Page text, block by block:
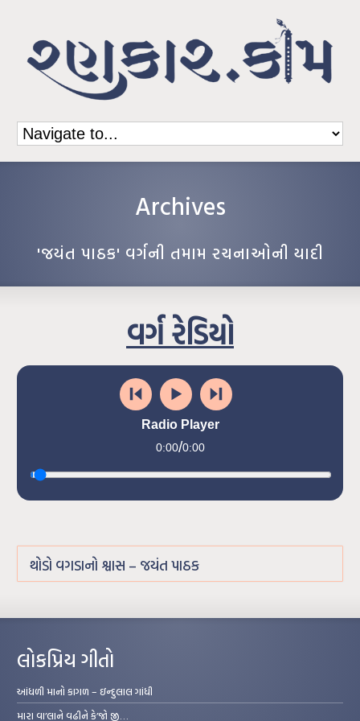
Archives
'જયંત પાઠક' વર્ગની તમામ રચનાઓની યાદી
વર્ગ રેડિયો
Radio Player
0:00/0:00
થોડો વગડાનો શ્વાસ – જયંત પાઠક
લોકપ્રિય ગીતો
આંધળી માનો કાગળ – ઇન્દુલાલ ગાંધી
મારા વા’લાને વઢીને કે’જો જી…